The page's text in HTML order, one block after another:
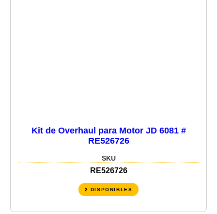
Kit de Overhaul para Motor JD 6081 #
RE526726
SKU
RE526726
2 DISPONIBLES